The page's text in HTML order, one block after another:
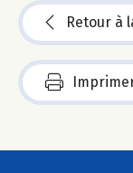
Retour à